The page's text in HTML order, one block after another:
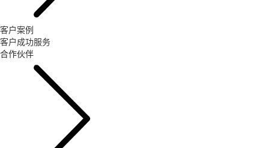
客户案例
客户成功服务
合作伙伴